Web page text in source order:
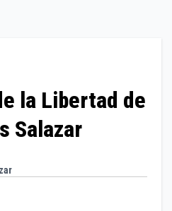
la Libertad de
Salazar